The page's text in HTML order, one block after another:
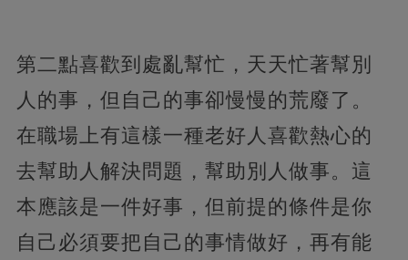
第二點喜歡到處亂幫忙，天天忙著幫別
人的事，但自己的事卻慢慢的荒廢了。
在職場上有這樣一種老好人喜歡熱心的
去幫助人解決問題，幫助別人做事。這
本應該是一件好事，但前提的條件是你
自己必須要把自己的事情做好，再有能